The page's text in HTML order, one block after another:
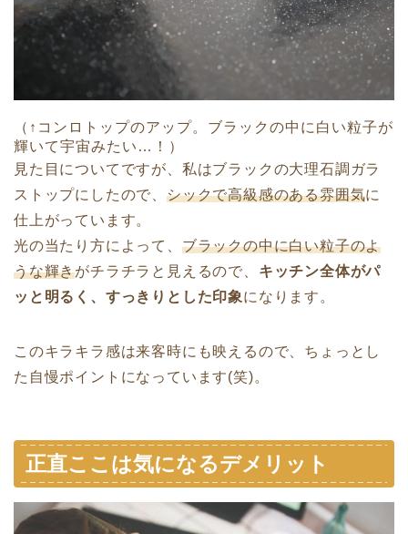
（↑コンロトップのアップ。ブラックの中に白い粒子が
輝いて宇宙みたい…！）
見た目についてですが、私はブラックの大理石調ガラ
ストップにしたので、シックで高級感のある雰囲気に
仕上がっています。
光の当たり方によって、 ブラックの中に白い粒子のよ
うな輝きがチラチラと見えるので、 キッチン全体がパ
ッと明るく、すっきりとした印象になります。
このキラキラ感は来客時にも映えるので、ちょっとし
た自慢ポイントになっています(笑)。
正直ここは気になるデメリット